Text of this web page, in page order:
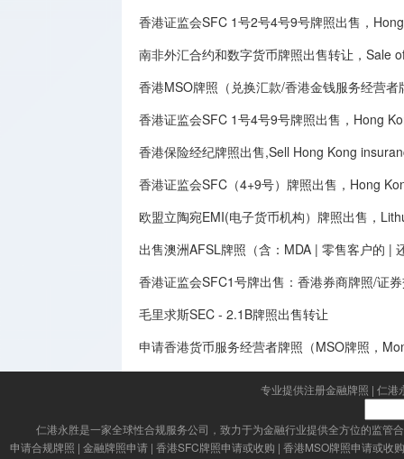
香港证监会SFC 1号2号4号9号牌照出售，
南非外汇合约和数字货币牌照出售转让，Sale
香港MSO牌照（兑换汇款/香港金钱服务经营者牌
香港证监会SFC 1号4号9号牌照出售，Hong
香港保险经纪牌照出售,Sell Hong Kong
香港证监会SFC（4+9号）牌照出售，Hong
欧盟立陶宛EMI(电子货币机构）牌照出售，
出售澳洲AFSL牌照（含：MDA | 零售客户的 |
香港证监会SFC1号牌出售：香港券商牌照/证
毛里求斯SEC - 2.1B牌照出售转让
申请香港货币服务经营者牌照（MSO牌照，
专业提供注册金融牌照 | 仁港
仁港永胜是一家全球性合规服务公司，致力于为金融行业提供全方位的监管
申请合规牌照 | 金融牌照申请 | 香港SFC牌照申请或收购 | 香港MSO牌照申请或收购